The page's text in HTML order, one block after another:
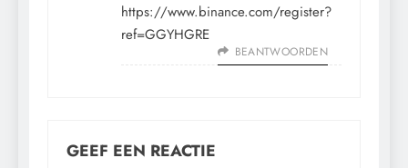
https://www.binance.com/register?
ref=GGYHGRE
BEANTWOORDEN
GEEF EEN REACTIE